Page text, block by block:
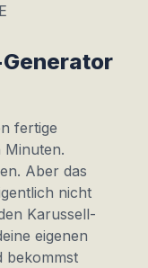
fertige
Minuten.
Aber das
nicht
Karussell-
eigenen
bekommst